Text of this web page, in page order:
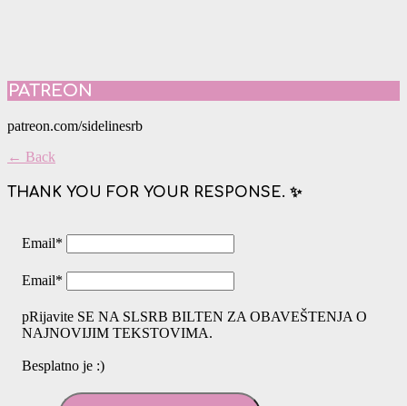
PATREON
patreon.com/sidelinesrb
← Back
THANK YOU FOR YOUR RESPONSE. ✨
Email*
Email*
pRijavite SE NA SLSRB BILTEN ZA OBAVEŠTENJA O
NAJNOVIJIM TEKSTOVIMA.
Besplatno je :)